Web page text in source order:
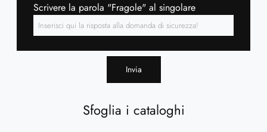
Sfoglia i cataloghi
Scrivere la parola "Fragole" al singolare
Invia